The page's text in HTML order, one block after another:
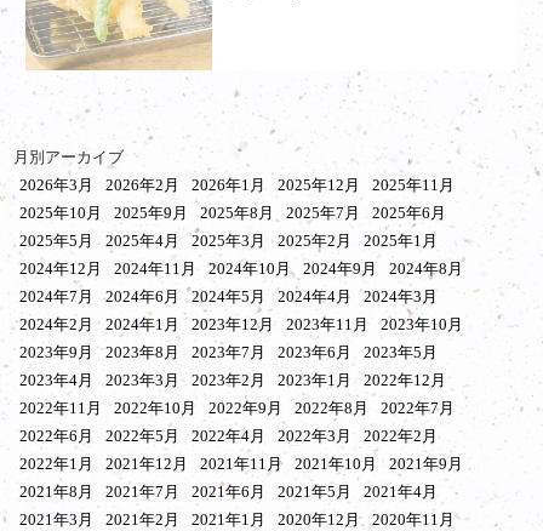
月別アーカイブ
2026年3月
2026年2月 2026年1月 2025年12月
2025年11月
2025年10月
2025年9月 2025年8月 2025年7月
2025年6月
2025年5月
2025年4月 2025年3月 2025年2月
2025年1月
2024年12月
2024年11月 2024年10月 2024年9月
2024年8月
2024年7月
2024年6月 2024年5月 2024年4月
2024年3月
2024年2月
2024年1月 2023年12月 2023年11月
2023年10月
2023年9月
2023年8月 2023年7月 2023年6月
2023年5月
2023年4月
2023年3月 2023年2月 2023年1月
2022年12月
2022年11月
2022年10月 2022年9月 2022年8月
2022年7月
2022年6月
2022年5月 2022年4月 2022年3月
2022年2月
2022年1月
2021年12月 2021年11月 2021年10月
2021年9月
2021年8月
2021年7月 2021年6月 2021年5月
2021年4月
2021年3月
2021年2月 2021年1月 2020年12月
2020年11月